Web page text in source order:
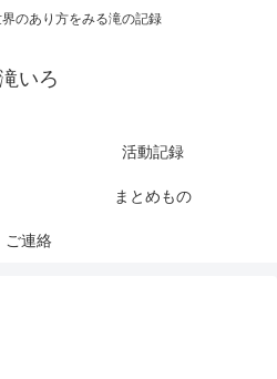
のあり方をみる滝の記録
滝いろ
活動記録
まとめもの
ご連絡